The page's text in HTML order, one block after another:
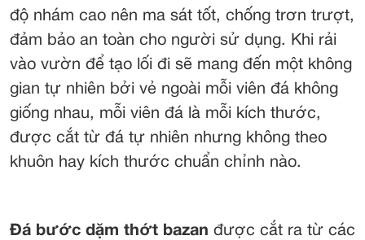
độ nhám cao nên ma sát tốt, chống trơn trượt,
đảm bảo an toàn cho người sử dụng. Khi rải
vào vườn để tạo lối đi sẽ mang đến một không
gian tự nhiên bởi vẻ ngoài mỗi viên đá không
giống nhau, mỗi viên đá là mỗi kích thước,
được cắt từ đá tự nhiên nhưng không theo
khuôn hay kích thước chuẩn chỉnh nào.
Đá bước dặm thớt bazan được cắt ra từ các